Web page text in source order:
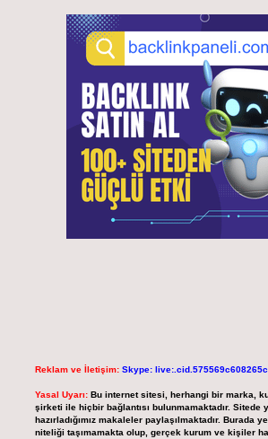
Reklam ve İletişim: Skype:
Yasal Uyarı: Bu internet sitesi, herhangi bir marka,
şirketi ile hiçbir bağlantısı bulunmamaktadır. Sitede
hazırladığımız makaleler paylaşılmaktadır. Burada
niteliği taşımamakta olup, gerçek kurum ve kişiler